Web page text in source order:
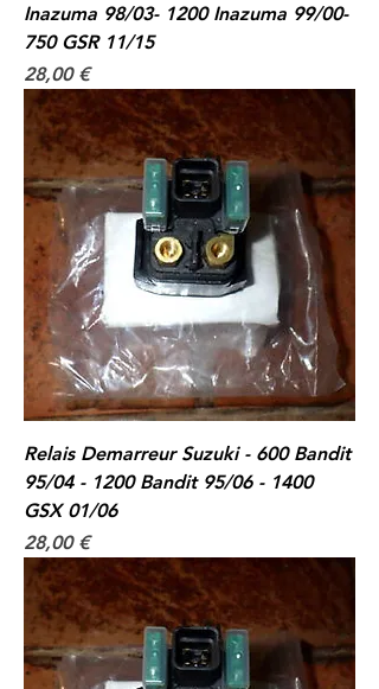
Inazuma 98/03- 1200 Inazuma 99/00-
750 GSR 11/15
Prix
28,00 €
Relais Demarreur Suzuki - 600 Bandit
95/04 - 1200 Bandit 95/06 - 1400
GSX 01/06
Prix
28,00 €